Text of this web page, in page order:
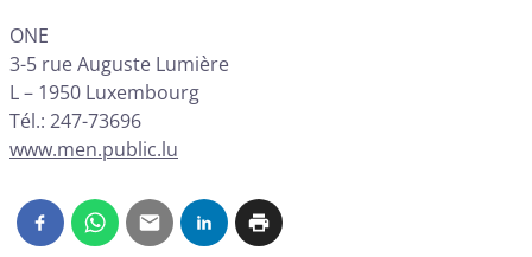
ONE
3-5 rue Auguste Lumière
L – 1950 Luxembourg
Tél.: 247-73696
www.men.public.lu